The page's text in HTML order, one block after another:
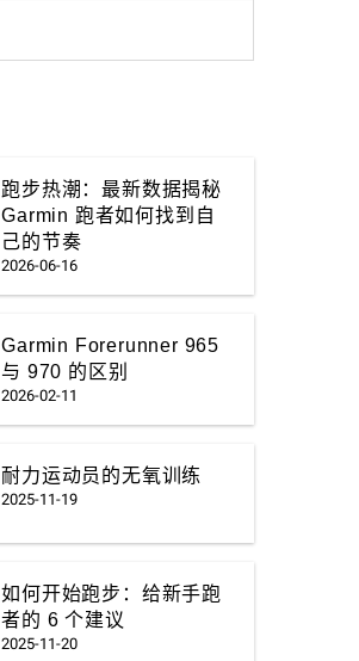
跑步热潮：最新数据揭秘
Garmin 跑者如何找到自
己的节奏
2026-06-16
Garmin Forerunner 965
与 970 的区别
2026-02-11
耐力运动员的无氧训练
2025-11-19
如何开始跑步：给新手跑
者的 6 个建议
2025-11-20